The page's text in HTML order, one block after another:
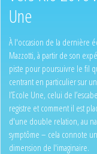
Une
À l'occasion de la dernière
Mazzotti, à partir de son
piste pour poursuivre le fil
centrant en particulier sur
l’Ecole Une, celui de
registre et comment il est
d'une double relation, au
symptôme – cela connote
dimension de l'imaginaire.